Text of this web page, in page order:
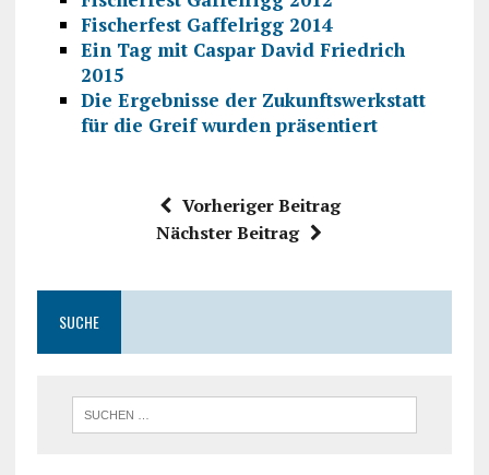
Fischerfest Gaffelrigg 2014
Ein Tag mit Caspar David Friedrich
2015
Die Ergebnisse der Zukunftswerkstatt
für die Greif wurden präsentiert
Vorheriger Beitrag
Nächster Beitrag
SUCHE